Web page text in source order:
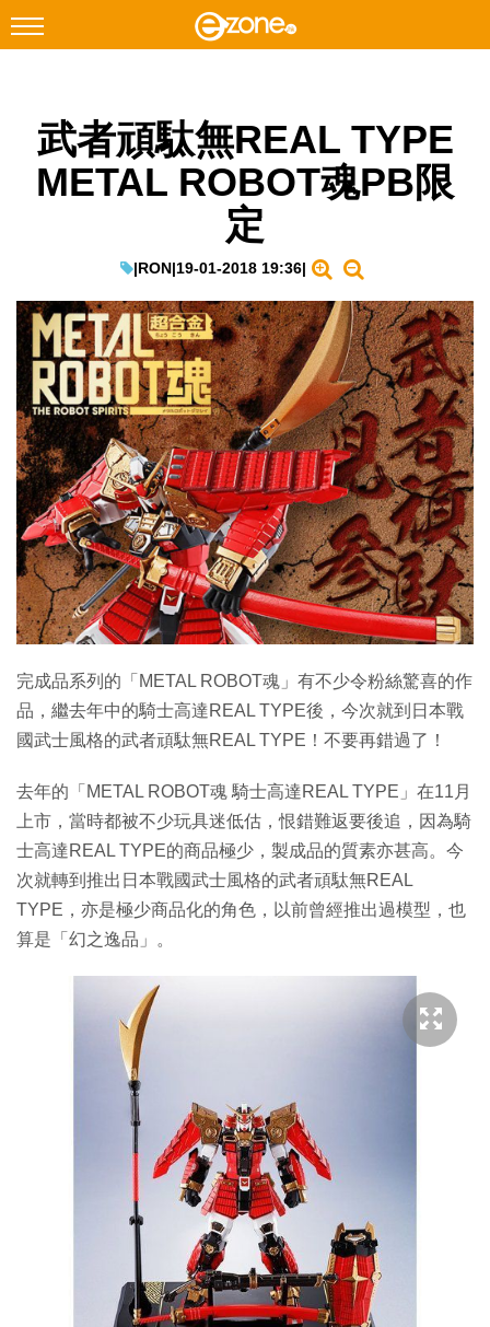
Facebook Instagram
科技焦點
教學評測
EduTech
IT Times
生成式AI與雲端應用
Enterprise Digital Transformation
特集
武者頑駄無REAL TYPE
METAL ROBOT魂PB限
定
|RON|19-01-2018 19:36|
完成品系列的「METAL ROBOT魂」有不少令粉絲驚喜的作
品，繼去年中的騎士高達REAL TYPE後，今次就到日本戰
國武士風格的武者頑駄無REAL TYPE！不要再錯過了！
去年的「METAL ROBOT魂 騎士高達REAL TYPE」在11月
上市，當時都被不少玩具迷低估，恨錯難返要後追，因為騎
士高達REAL TYPE的商品極少，製成品的質素亦甚高。今
次就轉到推出日本戰國武士風格的武者頑駄無REAL
TYPE，亦是極少商品化的角色，以前曾經推出過模型，也
算是「幻之逸品」。